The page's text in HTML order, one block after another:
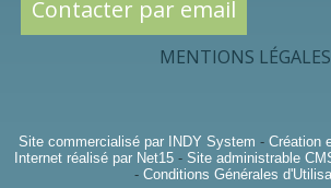
Contacter par email
MENTIONS LÉGALES
Site commercialisé par INDY System - Création
Internet réalisé par Net15- Site administrable
- Conditions Générales